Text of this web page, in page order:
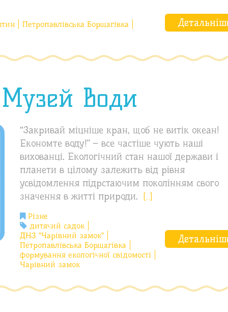
Петропавлівська Борщагівка
Води
“Закривай міцніше кран, щоб не витік океан!
Економте воду!” – все частіше чують наші
вихованці. Екологічний стан нашої держави і
планети в цілому залежить від рівня
усвідомлення підрстаючим поколінням свого
значення в житті природи.
[…]
Різне
дитячий садок
ДНЗ "Чарівний замок"
Петропавлівська Борщагівка
формування екологічної свідомості
Чарівний замок